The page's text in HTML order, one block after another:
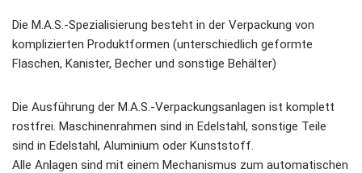
Die M.A.S.-Spezialisierung besteht in der Verpackung von
komplizierten Produktformen (unterschiedlich geformte
Flaschen, Kanister, Becher und sonstige Behälter)
Die Ausführung der M.A.S.-Verpackungsanlagen ist komplett
rostfrei. Maschinenrahmen sind in Edelstahl, sonstige Teile
sind in Edelstahl, Aluminium oder Kunststoff.
Alle Anlagen sind mit einem Mechanismus zum automatischen